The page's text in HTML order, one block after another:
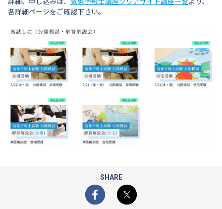
各詳細ページをご確認下さい。
SHARE
Facebook
X